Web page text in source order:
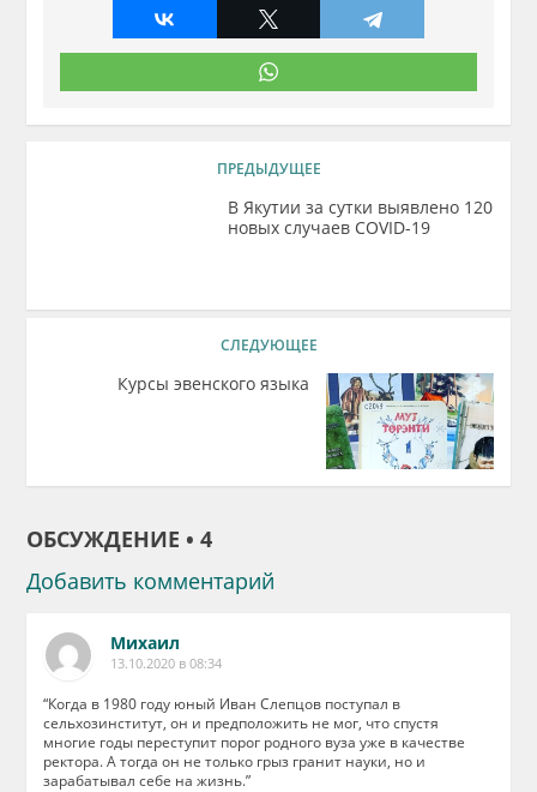
ПРЕДЫДУЩЕЕ
В Якутии за сутки выявлено 120
новых случаев COVID-19
СЛЕДУЮЩЕЕ
Курсы эвенского языка
ОБСУЖДЕНИЕ • 4
Добавить комментарий
Михаил
13.10.2020 в 08:34
“Когда в 1980 году юный Иван Слепцов поступал в
сельхозинститут, он и предположить не мог, что спустя
многие годы переступит порог родного вуза уже в качестве
ректора. А тогда он не только грыз гранит науки, но и
зарабатывал себе на жизнь.”